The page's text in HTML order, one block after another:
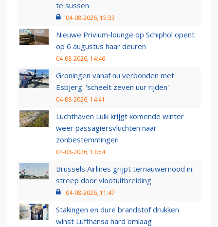
te sussen
04-08-2026, 15:33
Nieuwe Privium-lounge op Schiphol opent
op 6 augustus haar deuren
04-08-2026, 14:46
Groningen vanaf nu verbonden met
Esbjerg: 'scheelt zeven uur rijden'
04-08-2026, 14:41
Luchthaven Luik krijgt komende winter
weer passagiersvluchten naar
zonbestemmingen
04-08-2026, 13:54
Brussels Airlines grijpt ternauwernood in:
streep door vlootuitbreiding
04-08-2026, 11:47
Stakingen en dure brandstof drukken
winst Lufthansa hard omlaag